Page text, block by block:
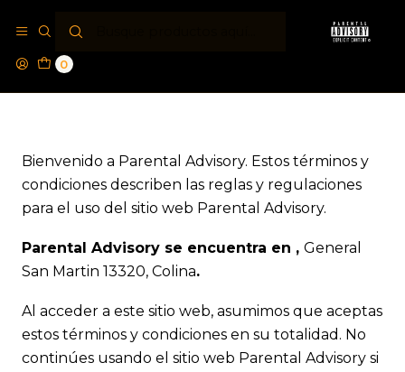
0
Bienvenido a Parental Advisory. Estos términos y
condiciones describen las reglas y regulaciones
para el uso del sitio web Parental Advisory.
Parental Advisory se encuentra en , General
San Martin 13320, Colina.
Al acceder a este sitio web, asumimos que aceptas
estos términos y condiciones en su totalidad. No
continúes usando el sitio web Parental Advisory si